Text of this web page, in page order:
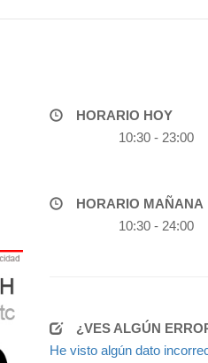
HORARIO HOY
10:30 - 23:00
HORARIO MAÑANA
10:30 - 24:00
¿VES ALGÚN
He visto algún dato